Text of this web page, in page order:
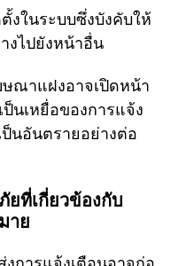
งในระบบซึ่งบังคับให้
างไปยังหน้าอื่น
ษณาแฝงอาจเปิดหน้า
นเหยื่อของการแจ้ง
นอันตรายอย่างต่อ
ยที่เกี่ยวข้องกับ
าย